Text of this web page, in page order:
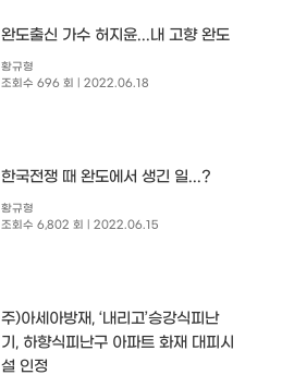
완도출신 가수 허지윤...내 고향 완도
황규형
조회수 696 회
| 2022.06.18
한국전쟁 때 완도에서 생긴 일...?
황규형
조회수 6,802 회
| 2022.06.15
주)아세아방재, ‘내리고’승강식피난
기, 하향식피난구 아파트 화재 대피시
설 인정